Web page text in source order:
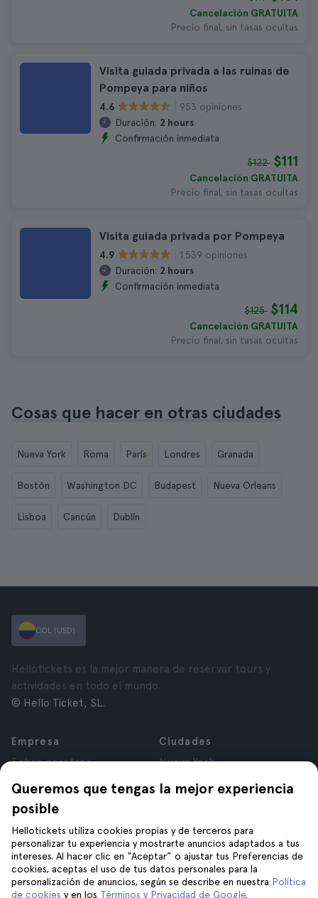
Cancelación GRATUITA
Precio final, sin tasas ocultas
Visita guiada privada a las ruinas de
Pompeya para niños
4.6
953 opiniones
Duración: 2 hours
Confirmación inmediata
$122 $111
Cancelación GRATUITA
Precio final, sin tasas ocultas
Visita guiada privada por Pompeya
4.9
1.539 opiniones
Duración: 2 hours
Confirmación inmediata
$125 $114
Cancelación GRATUITA
Precio final, sin tasas ocultas
Cosas que hacer en otras ciudades
Nueva York Roma París Londres Granada
Bostón Washington DC Budapest Nueva Orleans
Lisboa Cancún Dublín
Queremos que tengas la mejor experiencia
posible
Hellotickets utiliza cookies propias y de terceros para
personalizar tu experiencia y mostrarte anuncios adaptados a tus
intereses. Al hacer clic en “Aceptar” o ajustar tus Preferencias de
cookies, aceptas el uso de tus datos personales para la
personalización de anuncios, según se describe en nuestra Política
de cookies y en los Términos y Privacidad de Google.
COL (USD)
Hellotickets es la mejor manera de reservar tours y
actividades en todo el mundo.
© Hello Ticket, SL.
Empresa
Sobre nosotros
Afiliados
Opiniones
Privacidad
Términos y Condiciones
Aviso Legal
Cookies
Ciudades
Nueva York
París
Granada
Cracovia
Tenerife